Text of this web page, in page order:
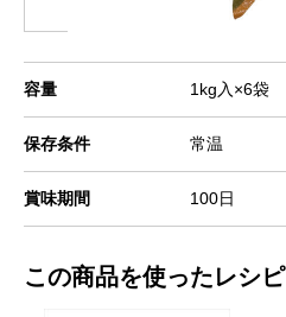
容量 1kg入×6袋
保存条件 常温
賞味期間 100日
この商品を使ったレシピ